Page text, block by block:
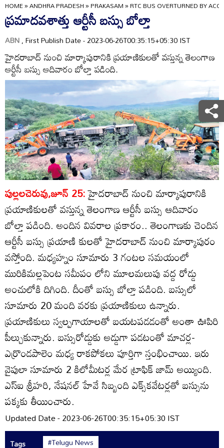
HOME»ANDHRA PRADESH»PRAKASAM»RTC BUS OVERTURNED BY
ప్రమాదవశాత్తు ఆర్టీసీ బస్సు బోల్తా
ABN, First Publish Date - 2023-06-26T00:35:15+05:30 IST
హైదరాబాద్‌ నుంచి మార్కాపురానికి ప్రయాణికులతో వస్తున్న తెలంగాణ
ఆర్టీసీ బస్సు ఆదివారం బోల్తా పడింది.
పుల్లలచెరువు,జూన్‌ 25:హైదరాబాద్‌ నుంచి మార్కాపురానికి
ప్రయాణికులతో వస్తున్న తెలంగాణ ఆర్టీసీ బస్సు ఆదివారం
బోల్తా పడింది. అందిన వివరాల ప్రకారం.. తెలంగాణకు చెందిన
ఆర్టీసీ బస్సు ప్రయాణి కులతో హైదరాబాద్‌ నుంచి మార్కాపురం
వస్తోంది. మధ్యహ్నం సూమారు 3 గంటల సమయంలో
మురికిమల్లపెంట సమీపం లోని మూలమలుపు వద్ద రోడ్డు
అంచులోకి దిగింది. దీంతో బస్సు బోల్తా పడింది. బస్సులో
సూమారు 20 మంది వరకు ప్రయాణికులు ఉన్నారు.
ప్రయాణికులు స్వల్పగాయాలతో బయటపడడంతో అంతా ఊపిరి
పీల్చుకున్నారు. బస్సురోడ్డుకు అడ్డుగా పడటంతో మాచర్ల-
ఎర్రొండపాలెం మధ్య రాకపోకలు పూర్తిగా స్తంభించాయి. ఇరు
వైపులా సూమారు 2 కిలోమీటర్ల మేర ట్రాఫిక్‌ జామ్‌ అయ్యింది.
ఎస్‌ఐ శ్రీహరి, నేషనల్‌ హేవే సిబ్బంది ఎక్స్‌కవేటర్లతో బస్సును
పక్కకు తీయించారు.
Updated Date - 2023-06-26T00:35:15+05:30 IST
Tags #Telugu News